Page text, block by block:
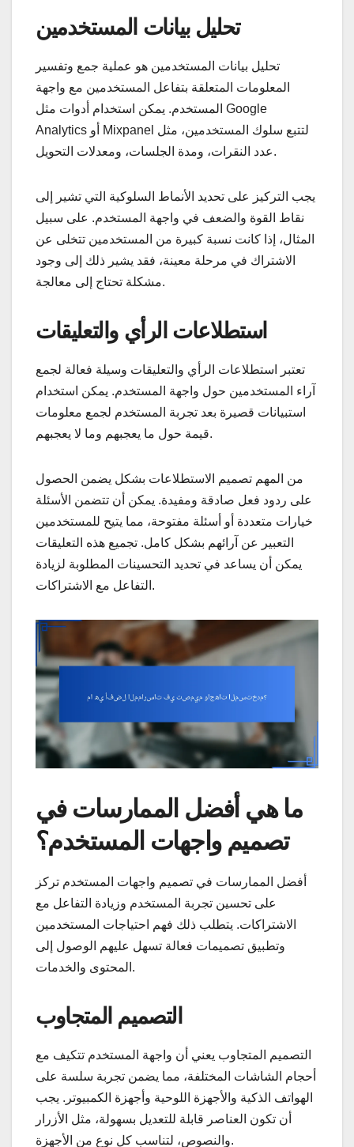
تحليل بيانات المستخدمين
تحليل بيانات المستخدمين هو عملية جمع وتفسير
المعلومات المتعلقة بتفاعل المستخدمين مع واجهة
المستخدم. يمكن استخدام أدوات مثل Google
Analytics أو Mixpanel لتتبع سلوك المستخدمين، مثل
عدد النقرات، ومدة الجلسات، ومعدلات التحويل.
يجب التركيز على تحديد الأنماط السلوكية التي تشير إلى
نقاط القوة والضعف في واجهة المستخدم. على سبيل
المثال، إذا كانت نسبة كبيرة من المستخدمين تتخلى عن
الاشتراك في مرحلة معينة، فقد يشير ذلك إلى وجود
مشكلة تحتاج إلى معالجة.
استطلاعات الرأي والتعليقات
تعتبر استطلاعات الرأي والتعليقات وسيلة فعالة لجمع
آراء المستخدمين حول واجهة المستخدم. يمكن استخدام
استبيانات قصيرة بعد تجربة المستخدم لجمع معلومات
قيمة حول ما يعجبهم وما لا يعجبهم.
من المهم تصميم الاستطلاعات بشكل يضمن الحصول
على ردود فعل صادقة ومفيدة. يمكن أن تتضمن الأسئلة
خيارات متعددة أو أسئلة مفتوحة، مما يتيح للمستخدمين
التعبير عن آرائهم بشكل كامل. تجميع هذه التعليقات
يمكن أن يساعد في تحديد التحسينات المطلوبة لزيادة
التفاعل مع الاشتراكات.
ما هي أفضل الممارسات في
تصميم واجهات المستخدم؟
أفضل الممارسات في تصميم واجهات المستخدم تركز
على تحسين تجربة المستخدم وزيادة التفاعل مع
الاشتراكات. يتطلب ذلك فهم احتياجات المستخدمين
وتطبيق تصميمات فعالة تسهل عليهم الوصول إلى
المحتوى والخدمات.
التصميم المتجاوب
التصميم المتجاوب يعني أن واجهة المستخدم تتكيف مع
أحجام الشاشات المختلفة، مما يضمن تجربة سلسة على
الهواتف الذكية والأجهزة اللوحية وأجهزة الكمبيوتر. يجب
أن تكون العناصر قابلة للتعديل بسهولة، مثل الأزرار
والنصوص، لتناسب كل نوع من الأجهزة.